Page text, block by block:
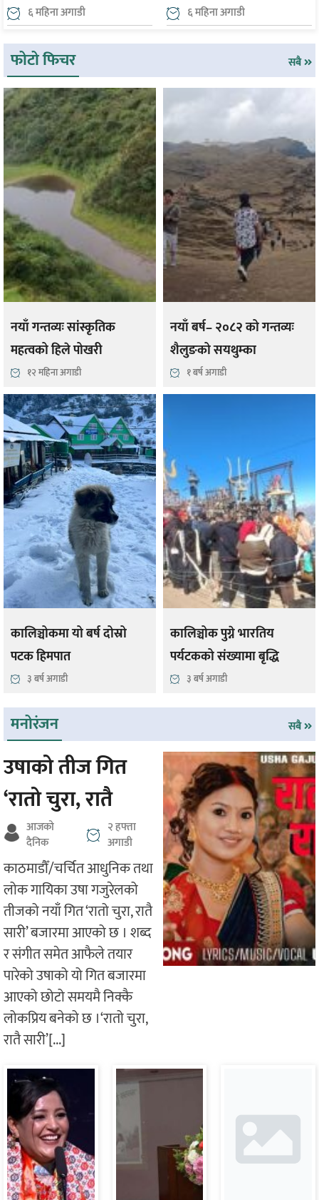
६ महिना अगाडी ६ महिना अगाडी
फोटो फिचर सबै
नयाँ गन्तव्यः सांस्कृतिक
महत्वको हिले पोखरी
१२ महिना अगाडी
नयाँ बर्ष– २०८२ को गन्तव्यः
शैलुङको सयथुम्का
१ बर्ष अगाडी
कालिञ्चोकमा यो बर्ष दोस्रो
पटक हिमपात
३ बर्ष अगाडी
कालिञ्चोक पुग्ने भारतिय
पर्यटकको संख्यामा बृद्धि
३ बर्ष अगाडी
मनोरंजन सबै
उषाको तीज गित
‘रातो चुरा, रातै
सारी’
आजको
दैनिक
२ हफ्ता
अगाडी
काठमाडौँ/चर्चित आधुनिक तथा
लोक गायिका उषा गजुरेलको
तीजको नयाँ गित ‘रातो चुरा, रातै
सारी’ बजारमा आएको छ । शब्द
र संगीत समेत आफैले तयार
पारेको उषाको यो गित बजारमा
आएको छोटो समयमै निक्कै
लोकप्रिय बनेको छ ।‘रातो चुरा,
रातै सारी’[...]